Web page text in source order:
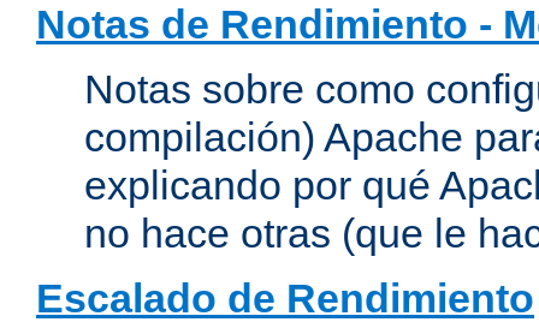
Notas de Rendimiento -
Notas sobre como
compilación) Apache
explicando por qué
no hace otras (que le
Escalado de Rendimiento